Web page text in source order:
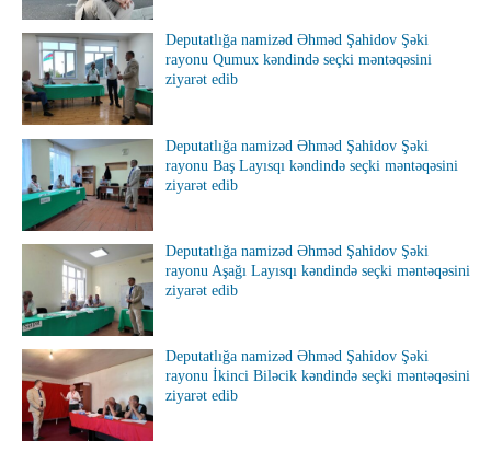
Deputatlığa namizəd Əhməd Şahidov Şəki
rayonu Qumux kəndində seçki məntəqəsini
ziyarət edib
Deputatlığa namizəd Əhməd Şahidov Şəki
rayonu Baş Layısqı kəndində seçki məntəqəsini
ziyarət edib
Deputatlığa namizəd Əhməd Şahidov Şəki
rayonu Aşağı Layısqı kəndində seçki məntəqəsini
ziyarət edib
Deputatlığa namizəd Əhməd Şahidov Şəki
rayonu İkinci Biləcik kəndində seçki məntəqəsini
ziyarət edib